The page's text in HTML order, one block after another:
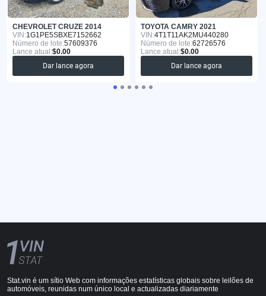
CHEVROLET CRUZE 2014
VIN:1G1PE5SBXE7152662
Número de lote:57609376
Lance atual:$0.00
Dar lance agora
TOYOTA CAMRY 2021
VIN:4T1T11AK2MU440280
Número de lote:62726576
Lance atual:$0.00
Dar lance agora
Stat.vin é um sítio Web com informações estatísticas globais sobre leilões de
automóveis, reunidas num único local e actualizadas diariamente